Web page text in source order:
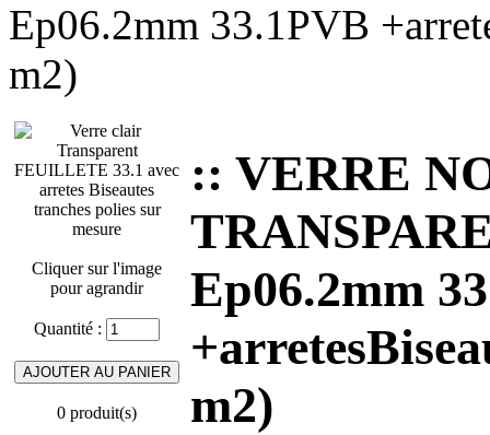
Ep06.2mm 33.1PVB
m2)
Cliquer sur l'image
pour agrandir
Quantité :
0 produit(s)
:: VERRE
Ep06.2mm
m2)